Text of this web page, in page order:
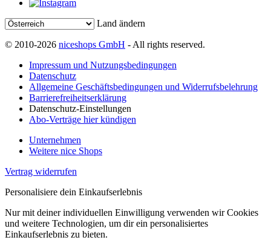
Land ändern
© 2010-2026 niceshops GmbH - All rights reserved.
Impressum und Nutzungsbedingungen
Datenschutz
Allgemeine Geschäftsbedingungen und Widerrufsbelehrung
Barrierefreiheitserklärung
Datenschutz-Einstellungen
Abo-Verträge hier kündigen
Unternehmen
Weitere nice Shops
Vertrag widerrufen
Personalisiere dein Einkaufserlebnis
Nur mit deiner individuellen Einwilligung verwenden wir Cookies
und weitere Technologien, um dir ein personalisiertes
Einkaufserlebnis zu bieten.